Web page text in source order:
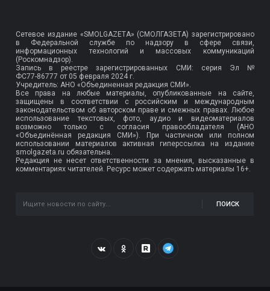
Сетевое издание «SMOLGAZETA» (СМОЛГАЗЕТА) зарегистрировано
в Федеральной службе по надзору в сфере связи,
информационных технологий и массовых коммуникаций
(Роскомнадзор).
Запись в реестре зарегистрированных СМИ: серия Эл №
ФС77-86777 от 05 февраля 2024 г.
Учредитель: АНО «Объединенная редакция СМИ».
Все права на любые материалы, опубликованные на сайте,
защищены в соответствии с российским и международным
законодательством об авторском праве и смежных правах. Любое
использование текстовых, фото, аудио и видеоматериалов
возможно только с согласия правообладателя (АНО
«Объединённая редакция СМИ»). При частичном или полном
использовании материалов активная гиперссылка на издание
smolgazeta.ru обязательна.
Редакция не несет ответственности за мнения, высказанные в
комментариях читателей. Ресурс может содержать материалы 16+.
ПОИСК